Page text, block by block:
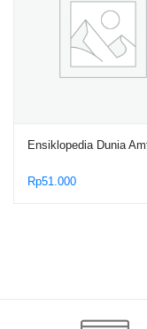
Ensiklopedia Dunia
Rp51.000